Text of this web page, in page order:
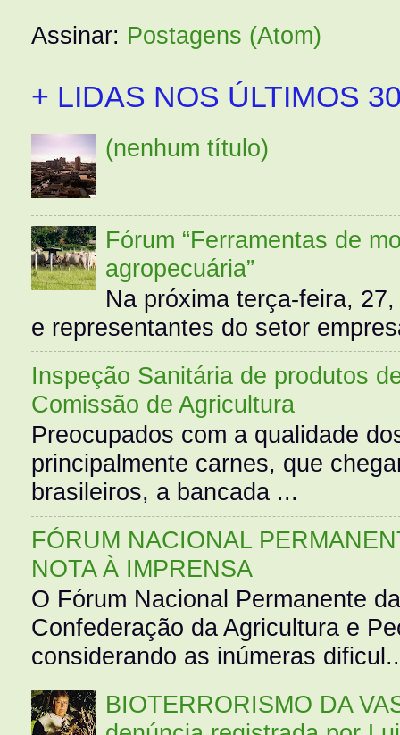
Assinar: Postagens (Atom)
+ LIDAS NOS ÚLTIMOS
(nenhum título)
Fórum “Ferramentas de
agropecuária”
Na próxima terça-feira,
e representantes do setor
Inspeção Sanitária de produtos
Comissão de Agricultura
Preocupados com a qualidade
principalmente carnes, que
brasileiros, a bancada ...
FÓRUM NACIONAL
NOTA À IMPRENSA
O Fórum Nacional Permanente
Confederação da Agricultura e
considerando as inúmeras
BIOTERRORISMO DA